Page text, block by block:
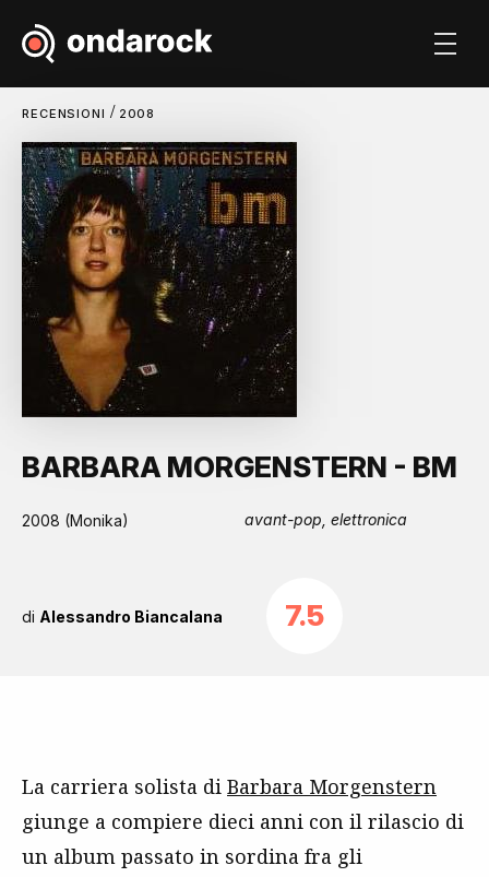
RECENSIONI / 2008
BARBARA MORGENSTERN - BM
2008 (Monika) avant-pop, elettronica
di Alessandro Biancalana 7.5
La carriera solista di Barbara Morgenstern
giunge a compiere dieci anni con il rilascio di
un album passato in sordina fra gli